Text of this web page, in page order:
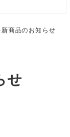
新商品のお知らせ
せ